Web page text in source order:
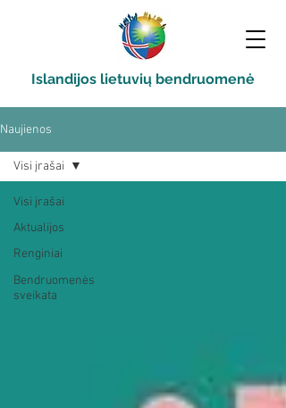
Islandijos lietuvių bendruomenė
Naujienos
Visi įrašai
Aktualijos
Renginiai
Bendruomenės
sveikata
Visi įrašai